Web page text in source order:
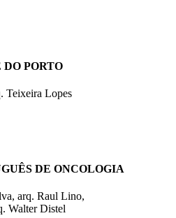
PORTO
Teixeira Lopes
DE ONCOLOGIA
arq. Raul Lino,
Walter Distel